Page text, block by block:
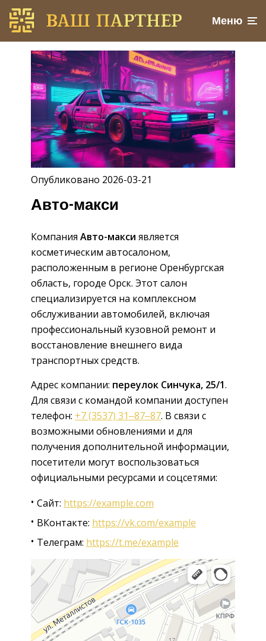
Меню
Опубликовано 2026-03-21
Авто-макси
Компания Авто-макси является
косметическим автосалоном,
расположенным в регионе Оренбургская
область, городе Орск. Этот салон
специализируется на комплексном
обслуживании автомобилей, включая
профессиональный кузовной ремонт и
восстановление внешнего вида
транспортных средств.
Адрес компании: переулок Синчука, 25/1.
Для связи с командой компании доступен
телефон: +7 (3537) 31‒87‒87. В связи с
возможными обновлениями и для
получения дополнительной информации,
посетители могут воспользоваться
официальными ресурсами и соцсетями:
Сайт: https://example.com
ВКонтакте: https://vk.com/example
Телеграм: https://t.me/example